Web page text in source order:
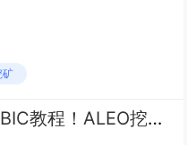
矿
Win系统双挖BTCW、QUBIC教程！ALEO挖矿配置文件和运行方法